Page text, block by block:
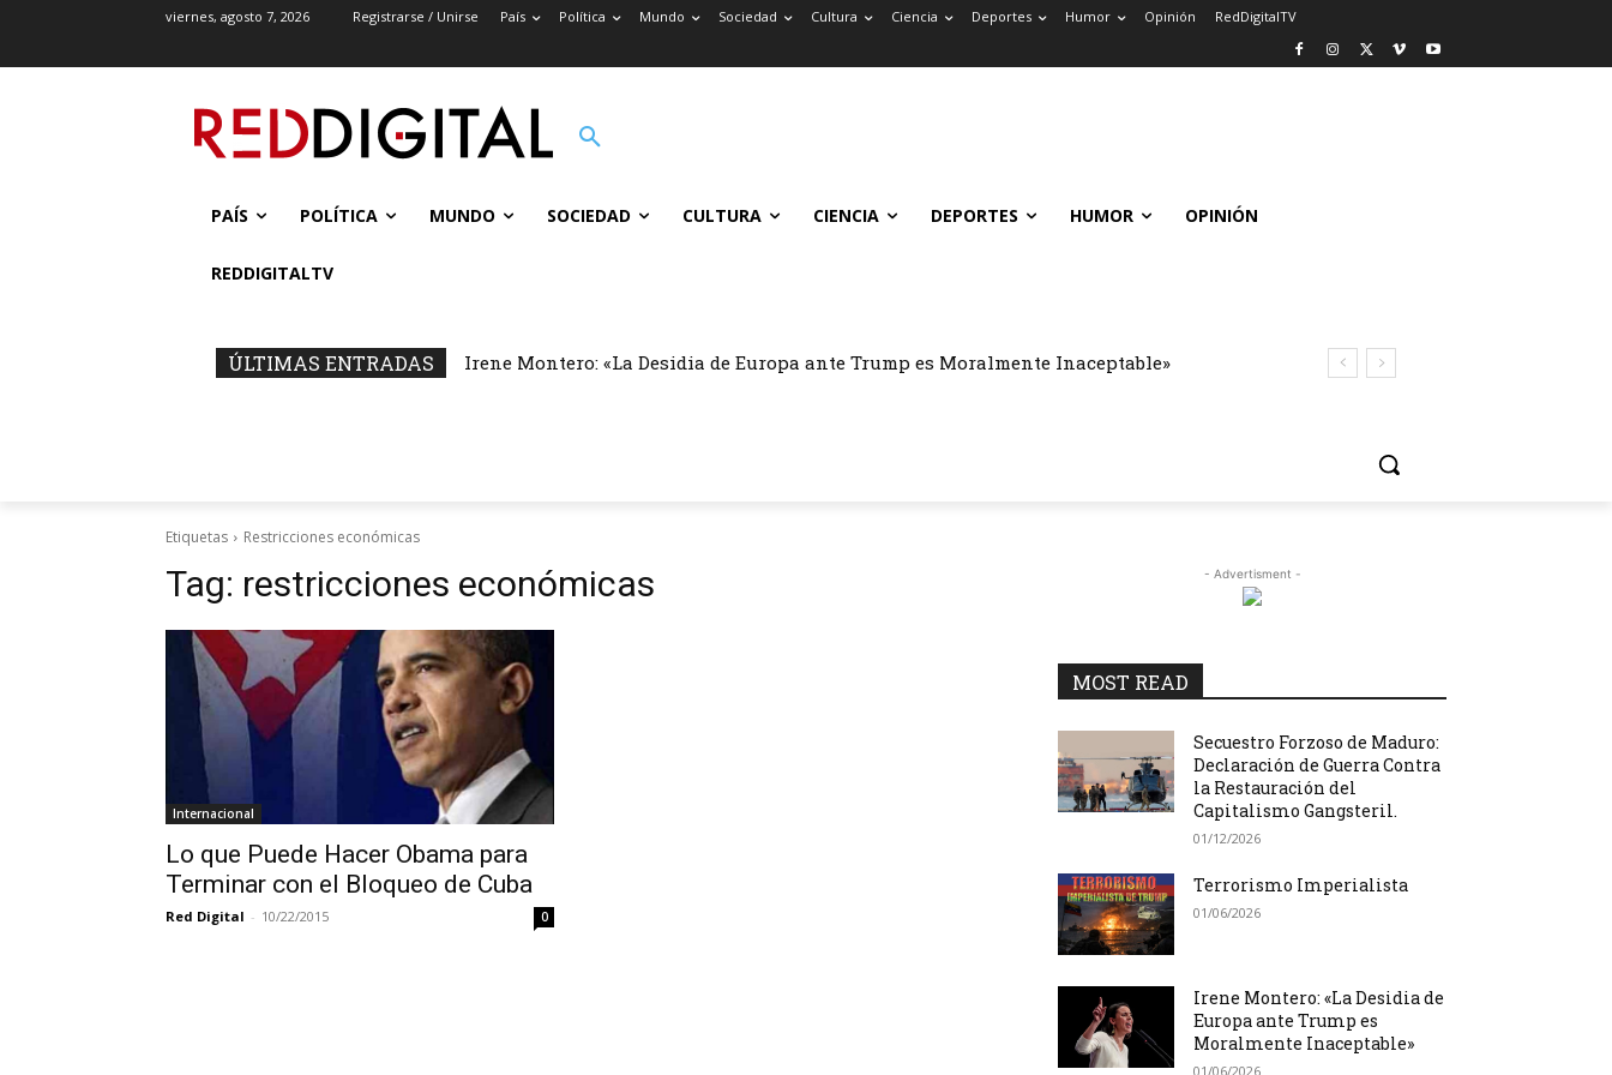
viernes, agosto 7, 2026 Registrarse / Unirse País Política Mundo Sociedad Cultura Ciencia Deportes Humor Opinión RedDigitalTV
PAÍS POLÍTICA MUNDO SOCIEDAD CULTURA CIENCIA DEPORTES HUMOR OPINIÓN
REDDIGITALTV
ÚLTIMAS ENTRADAS Irene Montero: «La Desidia de Europa ante Trump es Moralmente Inaceptable»
Etiquetas Restricciones económicas
Tag: restricciones económicas
Internacional
Lo que Puede Hacer Obama para
Terminar con el Bloqueo de Cuba
Red Digital - 10/22/2015 0
- Advertisment -
MOST READ
Secuestro Forzoso de Maduro:
Declaración de Guerra Contra
la Restauración del
Capitalismo Gangsteril.
01/12/2026
Terrorismo Imperialista
01/06/2026
Irene Montero: «La Desidia de
Europa ante Trump es
Moralmente Inaceptable»
01/06/2026